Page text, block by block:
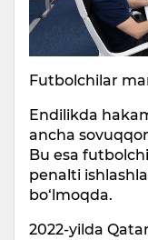
Futbolchilar
Endilikda
ancha
Bu esa
penalti
bo‘lmoqda.
2022-yilda